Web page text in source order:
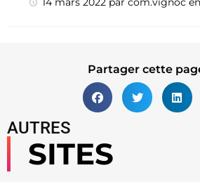
Partager cette
AUTRES
SITES